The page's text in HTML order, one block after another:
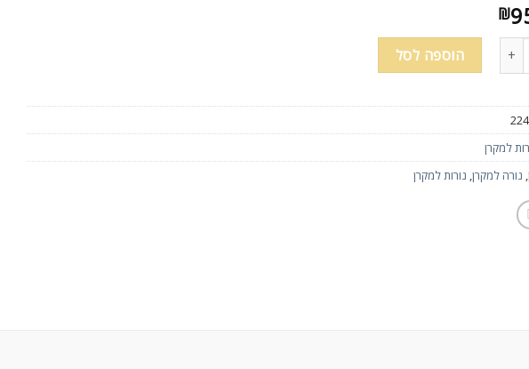
₪
הוספה לסל
למקרן
, נורה למקרן, נורות למקרן